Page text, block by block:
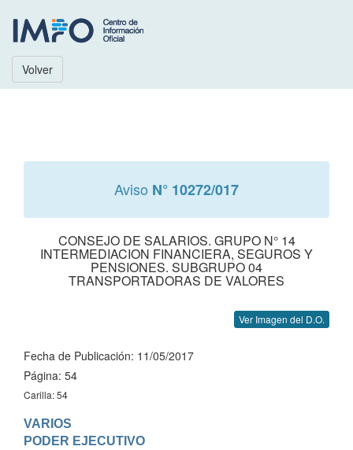
Volver
Aviso N° 10272/017
CONSEJO DE SALARIOS. GRUPO N° 14
INTERMEDIACION FINANCIERA, SEGUROS Y
PENSIONES. SUBGRUPO 04
TRANSPORTADORAS DE VALORES
Ver Imagen del D.O.
Fecha de Publicación: 11/05/2017
Página: 54
Carilla: 54
VARIOS
PODER EJECUTIVO